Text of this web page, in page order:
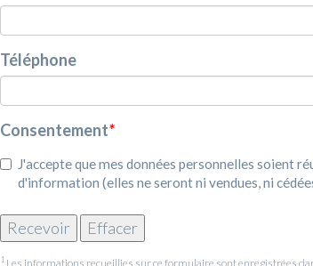
Téléphone
Consentement*
J'accepte que mes données personnelles soient
d'information (elles ne seront ni vendues, ni
1 Les informations recueillies sur ce formulaire sont enregistrées